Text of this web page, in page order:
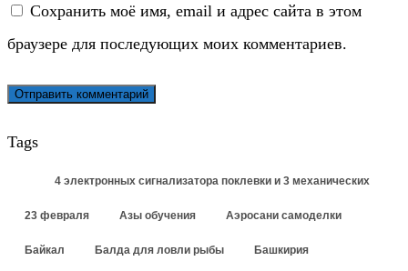
Сохранить моё имя, email и адрес сайта в этом
браузере для последующих моих комментариев.
Tags
4 электронных сигнализатора поклевки и 3 механических
23 февраля Азы обучения Аэросани самоделки
Байкал Балда для ловли рыбы Башкирия